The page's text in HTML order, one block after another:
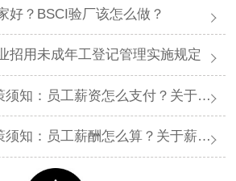
好？BSCI验厂该怎么做？
招用未成年工登记管理实施规定
工薪资怎么支付？关于薪资支付有哪些规定呢？
员工薪酬怎么算？关于薪酬有哪些规定呢？​